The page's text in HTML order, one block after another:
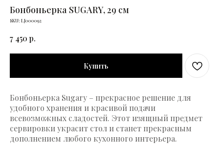
Бонбоньерка SUGARY, 29 см
SKU: LJ000092
7 450 р.
Купить
Бонбоньерка Sugary – прекрасное решение для
удобного хранения и красивой подачи
всевозможных сладостей. Этот изящный предмет
сервировки украсит стол и станет прекрасным
дополнением любого кухонного интерьера.